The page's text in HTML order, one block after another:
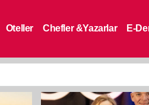
Oteller Chefler &Yazarlar E-